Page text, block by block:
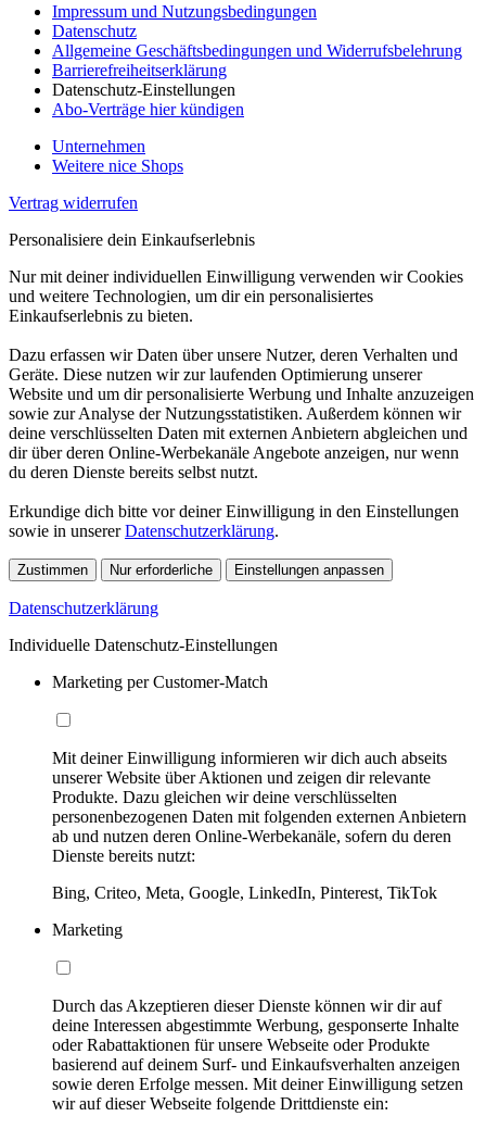
Impressum und Nutzungsbedingungen
Datenschutz
Allgemeine Geschäftsbedingungen und Widerrufsbelehrung
Barrierefreiheitserklärung
Datenschutz-Einstellungen
Abo-Verträge hier kündigen
Unternehmen
Weitere nice Shops
Vertrag widerrufen
Personalisiere dein Einkaufserlebnis
Nur mit deiner individuellen Einwilligung verwenden wir Cookies
und weitere Technologien, um dir ein personalisiertes
Einkaufserlebnis zu bieten.
Dazu erfassen wir Daten über unsere Nutzer, deren Verhalten und
Geräte. Diese nutzen wir zur laufenden Optimierung unserer
Website und um dir personalisierte Werbung und Inhalte anzuzeigen
sowie zur Analyse der Nutzungsstatistiken. Außerdem können wir
deine verschlüsselten Daten mit externen Anbietern abgleichen und
dir über deren Online-Werbekanäle Angebote anzeigen, nur wenn
du deren Dienste bereits selbst nutzt.
Erkundige dich bitte vor deiner Einwilligung in den Einstellungen
sowie in unsererDatenschutzerklärung.
Zustimmen Nur erforderliche Einstellungen anpassen
Datenschutzerklärung
Individuelle Datenschutz-Einstellungen
Marketing per Customer-Match
Mit deiner Einwilligung informieren wir dich auch abseits
unserer Website über Aktionen und zeigen dir relevante
Produkte. Dazu gleichen wir deine verschlüsselten
personenbezogenen Daten mit folgenden externen Anbietern
ab und nutzen deren Online-Werbekanäle, sofern du deren
Dienste bereits nutzt:
Bing, Criteo, Meta, Google, LinkedIn, Pinterest, TikTok
Marketing
Durch das Akzeptieren dieser Dienste können wir dir auf
deine Interessen abgestimmte Werbung, gesponserte Inhalte
oder Rabattaktionen für unsere Webseite oder Produkte
basierend auf deinem Surf- und Einkaufsverhalten anzeigen
sowie deren Erfolge messen. Mit deiner Einwilligung setzen
wir auf dieser Webseite folgende Drittdienste ein: